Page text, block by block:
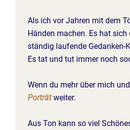
Als ich vor Jahren mit dem
Händen machen. Es hat
ständig laufende Gedanken-
Es tat und tut immer noch
Wenn du mehr über mich
Porträtweiter.
Aus Ton kann so viel